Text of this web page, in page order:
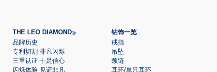
THE LEO DIAMOND®
品牌历史
专利切割 非凡闪烁
三重认证 十足信心
闪烁体验 见证非凡
钻饰一览
戒指
吊坠
颈链
耳环/单只耳环